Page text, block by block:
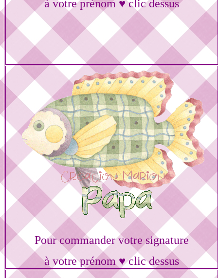
à votre prénom ♥ clic dessus
Pour commander votre signature
à votre prénom ♥ clic dessus